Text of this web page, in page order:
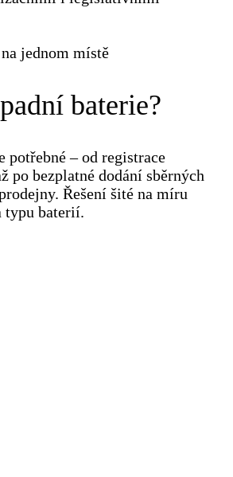
jednom místě
baterie?
potřebné – od registrace
po bezplatné dodání sběrných
Řešení šité na míru
typu baterií.